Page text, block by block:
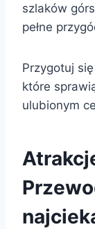
szlaków
pełne
Przygotuj
które
ulubionym